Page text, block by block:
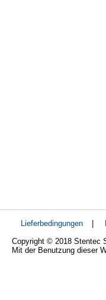
Lieferbedingungen
Copyright © 2018 Stentec
Mit der Benutzung dieser